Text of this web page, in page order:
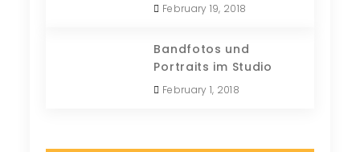
February 19, 2018
Bandfotos und
Portraits im Studio
February 1, 2018